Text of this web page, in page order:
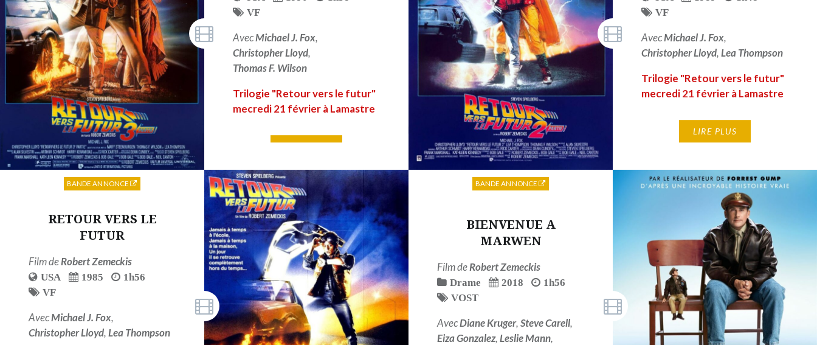
VF
AvecMichael J. Fox,
Christopher Lloyd,
Thomas F. Wilson
Trilogie "Retour vers le futur"
mecredi 21 février à Lamastre
VF
AvecMichael J. Fox,
Christopher Lloyd,Lea Thompson
Trilogie "Retour vers le futur"
mecredi 21 février à Lamastre
LIRE PLUS
RETOUR VERS LE
FUTUR
Film deRobert Zemeckis
USA 1985
1h56
VF
AvecMichael J. Fox,
Christopher Lloyd,Lea Thompson
BANDE ANNONCE
BIENVENUE A
MARWEN
Film deRobert Zemeckis
Drame 2018
1h56
VOST
AvecDiane Kruger,Steve Carell,
Eiza Gonzalez,Leslie Mann,
BANDE ANNONCE